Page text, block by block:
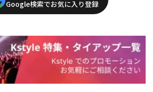
Google検索でお気に入り登録